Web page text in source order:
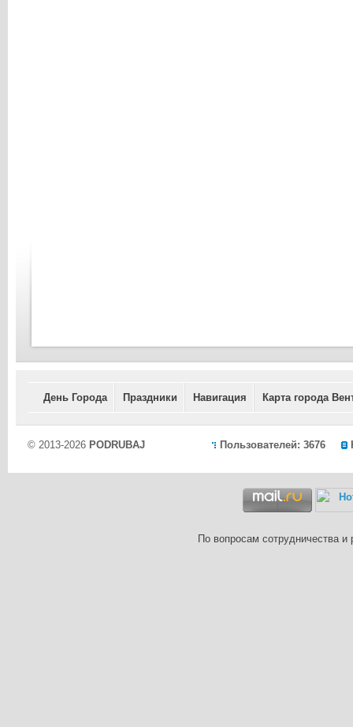
День Города Праздники Навигация Карта города
Пользователей: 3676
© 2013-2026 PODRUBAJ
По вопросам сотрудничества